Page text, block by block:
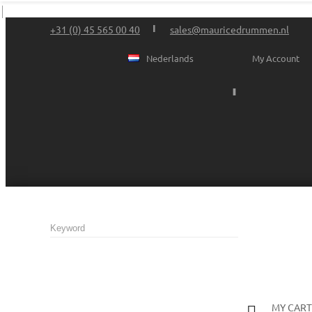
+31 (0) 45 565 00 40 sales@mauricedrummen.nl
My Account
Nederlands
MY CART